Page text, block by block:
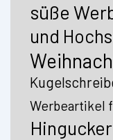
süße
und
Werbeartikel
Hingucker